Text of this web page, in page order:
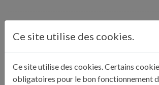
Pelez et épépinez les poivrons,
gousses d’ail et les oignons. Emincez
Ce site utilise des cookies.
Ce site utilise des cookies. Certains
obligatoires pour le bon fonctionnement